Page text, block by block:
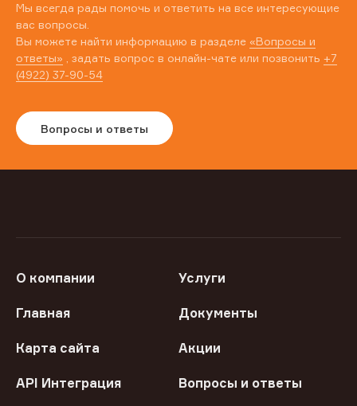
Мы всегда рады помочь и ответить на все интересующие
вас вопросы.
Вы можете найти информацию в разделе «Вопросы и
ответы» , задать вопрос в онлайн-чате или позвонить +7
(4922) 37-90-54
Вопросы и ответы
О компании Услуги
Главная Документы
Карта сайта Акции
API Интеграция Вопросы и ответы